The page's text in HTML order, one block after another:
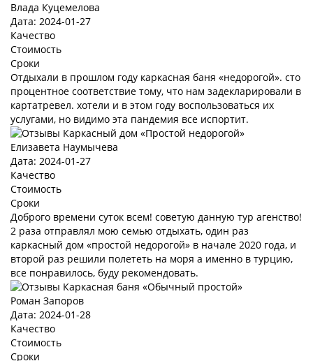
Влада Куцемелова
Дата: 2024-01-27
Качество
Стоимость
Сроки
Отдыхали в прошлом году каркасная баня «недорогой». сто
процентное соответствие тому, что нам задекларировали в
картатревел. хотели и в этом году воспользоваться их
услугами, но видимо эта пандемия все испортит.
Елизавета Наумычева
Дата: 2024-01-27
Качество
Стоимость
Сроки
Доброго времени суток всем! советую данную тур агенство!
2 раза отправлял мою семью отдыхать, один раз
каркасный дом «простой недорогой» в начале 2020 года, и
второй раз решили полететь на моря а именно в турцию,
все понравилось, буду рекомендовать.
Роман Запоров
Дата: 2024-01-28
Качество
Стоимость
Сроки